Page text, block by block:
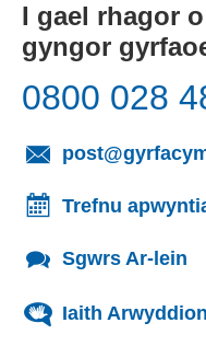
I gael rhagor
gyngor
0800 028
Trefnu
Sgwrs Ar-lein
Iaith